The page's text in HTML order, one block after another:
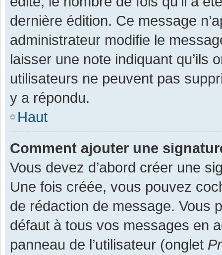
dernière édition. Ce message
administrateur modifie le
laisser une note indiquant qu’ils
utilisateurs ne peuvent pas
y a répondu.
Haut
Comment ajouter une
Vous devez d’abord créer une
Une fois créée, vous pouvez
de rédaction de message. Vous
défaut à tous vos messages en
panneau de l’utilisateur (onglet